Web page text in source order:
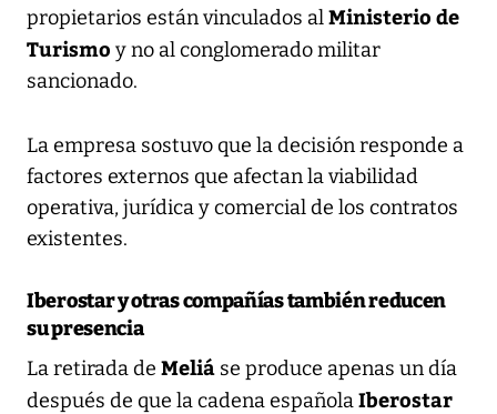
propietarios están vinculados alMinisterio de
Turismo y no al conglomerado militar
sancionado.
La empresa sostuvo que la decisión responde a
factores externos que afectan la viabilidad
operativa, jurídica y comercial de los contratos
existentes.
Iberostar y otras compañías también reducen
su presencia
La retirada de Meliá se produce apenas un día
después de que la cadena españolaIberostar